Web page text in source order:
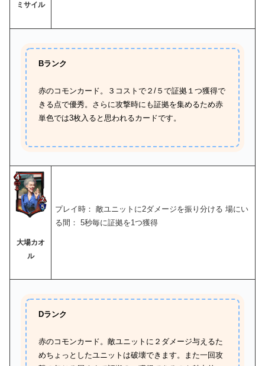
ミサイル
Bランク
赤のコモンカード。３コストで２/５で証拠１つ獲得で
きる点で優秀。さらに攻撃時にも証拠を集めるため赤
単色では3枚入ると思われるカードです。
大場カオ
ル
プレイ時： 敵ユニットに2ダメージを振り分ける 場にい
る間： 5秒毎に証拠を1つ獲得
Dランク
赤のコモンカード。敵ユニットに２ダメージ与えるた
めちょっとしたユニットは破壊できます。また一回攻